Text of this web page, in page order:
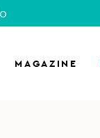
MAGAZINE